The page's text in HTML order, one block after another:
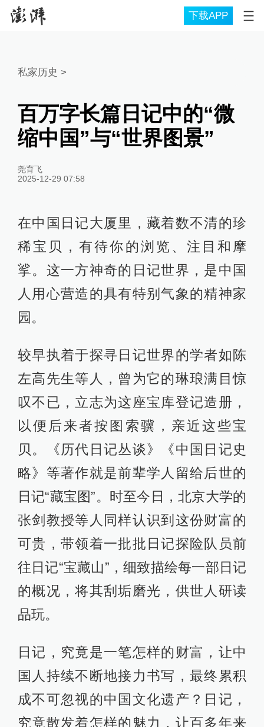
下载APP
私家历史 >
百万字长篇日记中的“微
缩中国”与“世界图景”
尧育飞
2025-12-29 07:58
在中国日记大厦里，藏着数不清的珍
稀宝贝，有待你的浏览、注目和摩
挲。这一方神奇的日记世界，是中国
人用心营造的具有特别气象的精神家
园。
较早执着于探寻日记世界的学者如陈
左高先生等人，曾为它的琳琅满目惊
叹不已，立志为这座宝库登记造册，
以便后来者按图索骥，亲近这些宝
贝。《历代日记丛谈》《中国日记史
略》等著作就是前辈学人留给后世的
日记“藏宝图”。时至今日，北京大学的
张剑教授等人同样认识到这份财富的
可贵，带领着一批批日记探险队员前
往日记“宝藏山”，细致描绘每一部日记
的概况，将其刮垢磨光，供世人研读
品玩。
日记，究竟是一笔怎样的财富，让中
国人持续不断地接力书写，最终累积
成不可忽视的中国文化遗产？日记，
究竟散发着怎样的魅力，让百多年来